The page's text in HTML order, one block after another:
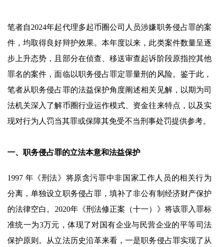
笔者自2024年起代理多起币圈公司人员涉嫌职务侵占罪的案
件，均取得良好辩护效果。本年度以来，此类案件数量呈逐
步上升态势，且部分在侦查、移送审查起诉阶段原指控其他
罪名的案件，面临以职务侵占罪定罪量刑的风险。鉴于此，
笔者从职务侵占罪的法益保护角度阐述相关见解，以期为司
法机关深入了解币圈行业运作模式、资金往来特点，以及实
现对行为人罚当其罪或保障其免受不当刑事处罚提供参考。
一、职务侵占罪的立法本意和法益保护
1997 年《刑法》将原贪污罪中非国家工作人员的相关行为
分离，单独设立职务侵占罪，填补了非公有制经济财产保护
的法律空白。2020年《刑法修正案（十一）》将该罪入罪标
准统一为3万元，体现了对国有企业与民营企业的平等司法
保护原则。从立法历史沿革来看，一是职务侵占罪实现了从